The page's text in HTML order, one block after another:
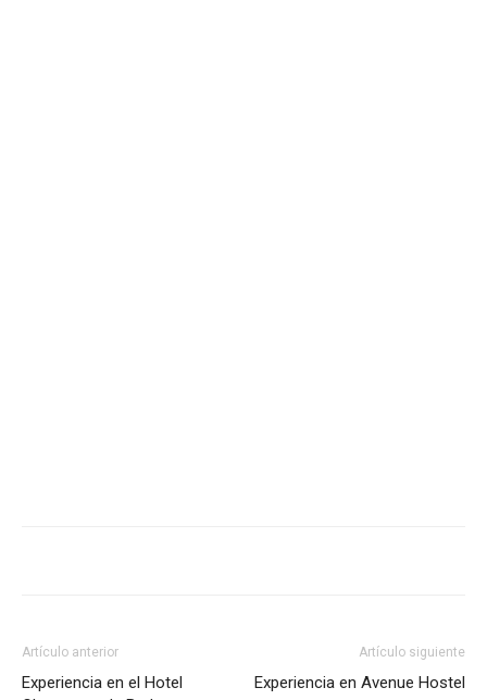
Artículo anterior
Experiencia en el Hotel
Artículo siguiente
Experiencia en Avenue Hostel